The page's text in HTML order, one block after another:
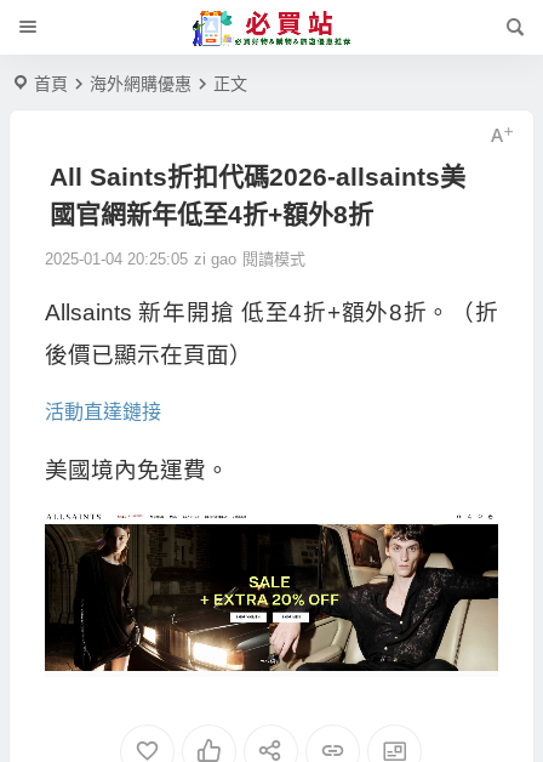
首頁 海外網購優惠 正文
All Saints折扣代碼2026-allsaints美
國官網新年低至4折+額外8折
2025-01-04 20:25:05 zi gao 閱讀模式
Allsaints 新年開搶 低至4折+額外8折。（折
後價已顯示在頁面）
活動直達鏈接
美國境內免運費。